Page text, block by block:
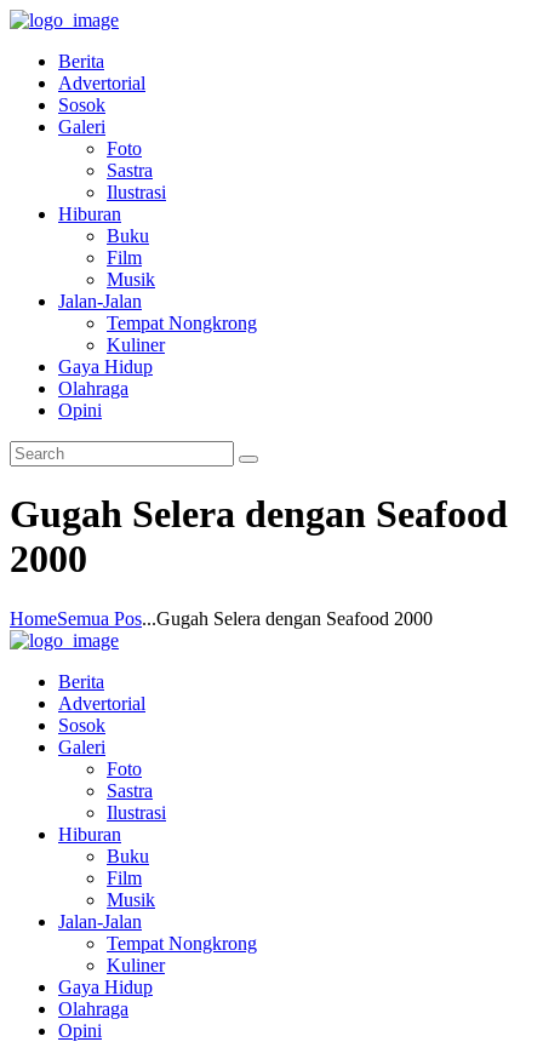
Berita
Advertorial
Sosok
Galeri
Foto
Sastra
Ilustrasi
Hiburan
Buku
Film
Musik
Jalan-Jalan
Tempat Nongkrong
Kuliner
Gaya Hidup
Olahraga
Opini
Gugah Selera dengan Seafood
2000
HomeSemua Pos...Gugah Selera dengan Seafood 2000
Berita
Advertorial
Sosok
Galeri
Foto
Sastra
Ilustrasi
Hiburan
Buku
Film
Musik
Jalan-Jalan
Tempat Nongkrong
Kuliner
Gaya Hidup
Olahraga
Opini